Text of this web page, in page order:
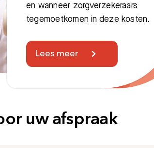
en wanneer zorgverzekeraars
tegemoetkomen in deze kosten.
Lees meer
uw afspraak